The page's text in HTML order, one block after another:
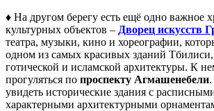
♦ На другом берегу есть ещё одно важное
культурных объектов – Дворец искусств
театра, музыки, кино и хореографии,
одном из самых красивых зданий Тбилиси,
готической и исламской архитектуры. К
прогуляться по проспекту Агмашенебели
увидеть исторические здания с
характерными архитектурными